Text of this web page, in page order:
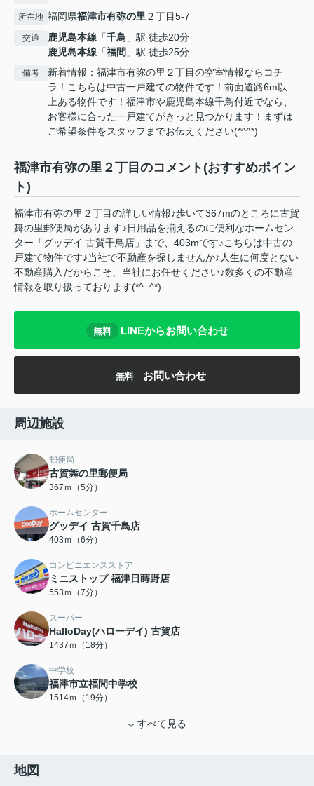
所在地 福岡県福津市有弥の里２丁目5-7
交通 鹿児島本線 「千鳥 」駅 徒歩20分
鹿児島本線 「福間 」駅 徒歩25分
備考
新着情報：福津市有弥の里２丁目の空室情報ならコチ
ラ！こちらは中古一戸建ての物件です！前面道路6m以
上ある物件です！福津市や鹿児島本線千鳥付近でなら、
お客様に合った一戸建てがきっと見つかります！まずは
ご希望条件をスタッフまでお伝えください(*^^*)
福津市有弥の里２丁目のコメント(おすすめポイン
ト)
福津市有弥の里２丁目の詳しい情報♪歩いて367mのところに古賀
舞の里郵便局があります♪日用品を揃えるのに便利なホームセン
ター「グッデイ 古賀千鳥店」まで、403mです♪こちらは中古の
戸建て物件です♪当社で不動産を探しませんか♪人生に何度とない
不動産購入だからこそ、当社にお任せください♪数多くの不動産
情報を取り扱っております(*^_^*)
無料 LINEからお問い合わせ
無料 お問い合わせ
周辺施設
郵便局
古賀舞の里郵便局
367ｍ（5分）
ホームセンター
グッデイ 古賀千鳥店
403ｍ（6分）
コンビニエンスストア
ミニストップ 福津日蒔野店
553ｍ（7分）
スーパー
HalloDay(ハローデイ) 古賀店
1437ｍ（18分）
中学校
福津市立福間中学校
1514ｍ（19分）
すべて見る
地図